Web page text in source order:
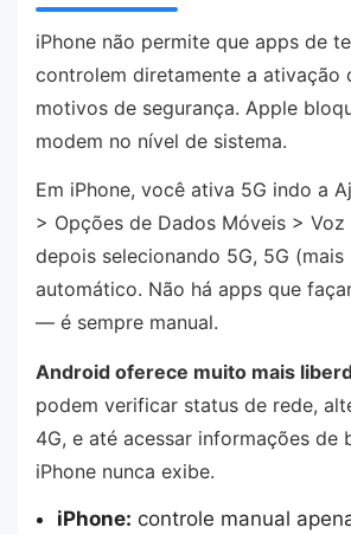
iPhone não permite que apps de
controlem diretamente a ativação
motivos de segurança. Apple
modem no nível de sistema.
Em iPhone, você ativa 5G indo a
> Opções de Dados Móveis > Voz
depois selecionando 5G, 5G
automático. Não há apps que
— é sempre manual.
Android oferece muito mais
podem verificar status de rede,
4G, e até acessar informações de
iPhone nunca exibe.
iPhone: controle manual